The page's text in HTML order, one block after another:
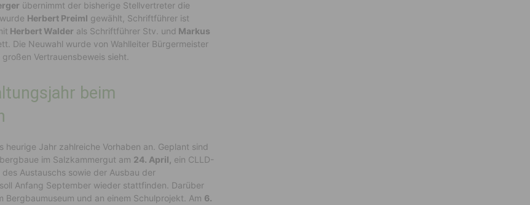
übernimmt der bisherige Stellvertreter die
Herbert Preiml gewählt, Schriftführer ist
Herbert Walder als Schriftführer Stv. und Markus
Die Neuwahl wurde von Wahlleiter Bürgermeister
Vertrauensbeweis sieht.
beim
heurige Jahr zahlreiche Vorhaben an. Geplant sind
im Salzkammergut am 24. April, ein CLLD-
Austauschs sowie der Ausbau der
soll Anfang September wieder stattfinden. Darüber
und an einem Schulprojekt. Am 6.